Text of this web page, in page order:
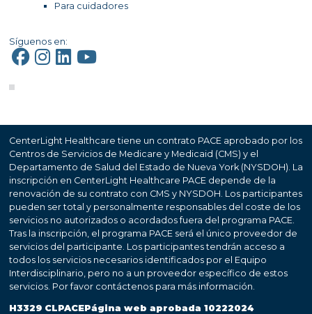
Para cuidadores
Síguenos en:
CenterLight Healthcare tiene un contrato PACE aprobado por los
Centros de Servicios de Medicare y Medicaid (CMS) y el
Departamento de Salud del Estado de Nueva York (NYSDOH). La
inscripción en CenterLight Healthcare PACE depende de la
renovación de su contrato con CMS y NYSDOH. Los participantes
pueden ser total y personalmente responsables del coste de los
servicios no autorizados o acordados fuera del programa PACE.
Tras la inscripción, el programa PACE será el único proveedor de
servicios del participante. Los participantes tendrán acceso a
todos los servicios necesarios identificados por el Equipo
Interdisciplinario, pero no a un proveedor específico de estos
servicios. Por favor contáctenos para más información.
H3329 CLPACEPágina web aprobada 10222024